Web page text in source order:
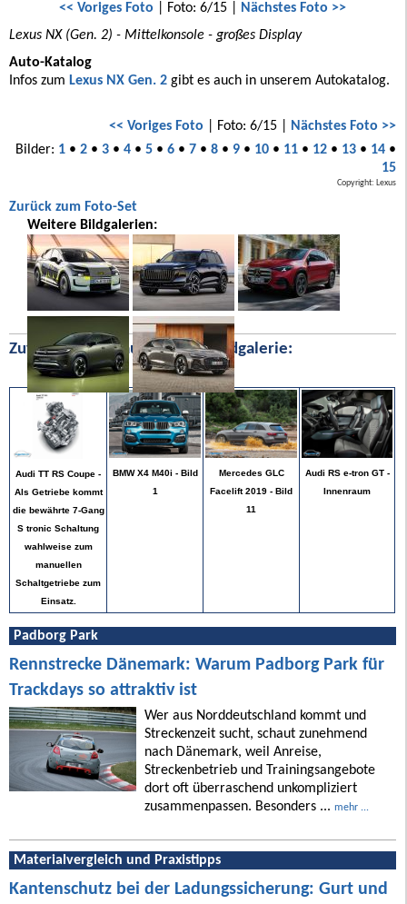
<< Voriges Foto | Foto: 6/15 | Nächstes Foto >>
Lexus NX (Gen. 2) - Mittelkonsole - großes Display
Auto-Katalog
Infos zum Lexus NX Gen. 2 gibt es auch in unserem Autokatalog.
<< Voriges Foto | Foto: 6/15 | Nächstes Foto >>
Bilder: 1• 2• 3• 4• 5• 6• 7• 8• 9• 10• 11• 12• 13• 14•
15
Copyright: Lexus
Zurück zum Foto-Set
Weitere Bildgalerien:
Zufällige Bilder aus unserer Bildgalerie:
Audi TT RS Coupe -
Als Getriebe kommt
die bewährte 7-Gang
S tronic Schaltung
wahlweise zum
manuellen
Schaltgetriebe zum
Einsatz.
BMW X4 M40i - Bild
1
Mercedes GLC
Facelift 2019 - Bild
11
Audi RS e-tron GT -
Innenraum
Padborg Park
Rennstrecke Dänemark: Warum Padborg Park für
Trackdays so attraktiv ist
Wer aus Norddeutschland kommt und
Streckenzeit sucht, schaut zunehmend
nach Dänemark, weil Anreise,
Streckenbetrieb und Trainingsangebote
dort oft überraschend unkompliziert
zusammenpassen. Besonders ... mehr ...
Materialvergleich und Praxistipps
Kantenschutz bei der Ladungssicherung: Gurt und